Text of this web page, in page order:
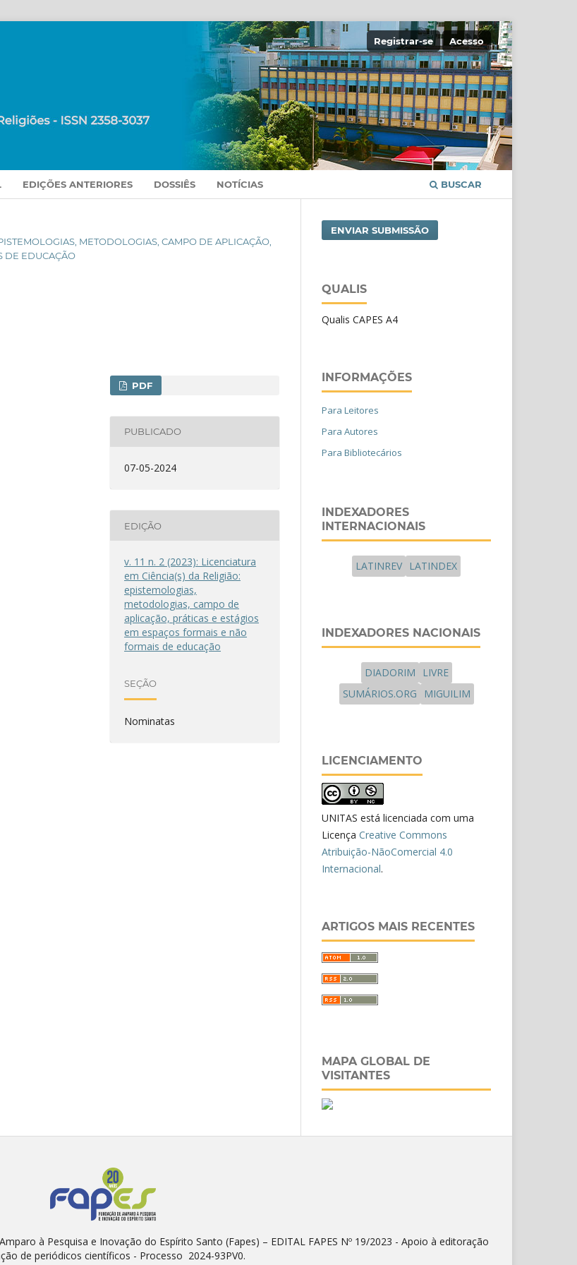
EDIÇÕES ANTERIORES DOSSIÊS NOTÍCIAS BUSCAR
Registrar-se Acesso
METODOLOGIAS, CAMPO DE APLICAÇÃO,
DE EDUCAÇÃO
PDF
PUBLICADO
07-05-2024
EDIÇÃO
v. 11 n. 2 (2023): Licenciatura
em Ciência(s) da Religião:
epistemologias,
metodologias, campo de
aplicação, práticas e estágios
em espaços formais e não
formais de educação
SEÇÃO
Nominatas
ENVIAR SUBMISSÃO
QUALIS
Qualis CAPES A4
INFORMAÇÕES
Para Leitores
Para Autores
Para Bibliotecários
INDEXADORES
INTERNACIONAIS
LATINREV LATINDEX
INDEXADORES NACIONAIS
DIADORIM
LIVRE
SUMÁRIOS.ORG
MIGUILIM
LICENCIAMENTO
UNITAS está licenciada com uma
Licença Creative Commons
Atribuição-NãoComercial 4.0
Internacional.
ARTIGOS MAIS RECENTES
MAPA GLOBAL DE
VISITANTES
à Pesquisa e Inovação do Espírito Santo (Fapes) – EDITAL FAPES Nº 19/2023 - Apoio à editoração
de periódicos científicos - Processo 2024-93PV0.